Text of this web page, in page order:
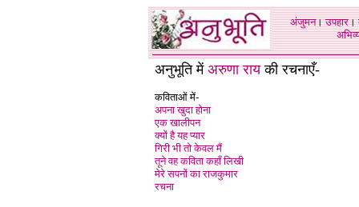
अंजुमन।उपहार।
अनुभूति में अरुणा रायकी रचनाएँ-
कविताओं में-
अपना खुदा होना
एक खालीपन
क्यों है यह प्यार
गिरी भी तो केवल मैं
तूने वह कविता कहाँ लिखी
मेरे सपनों का राजकुमार
रचना